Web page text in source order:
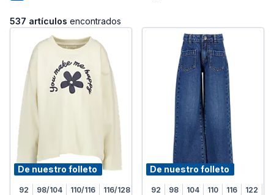
537 artículos encontrados
De nuestro folleto
92 98/104 110/116 116/128
De nuestro folleto
92 98 104 110 116 122